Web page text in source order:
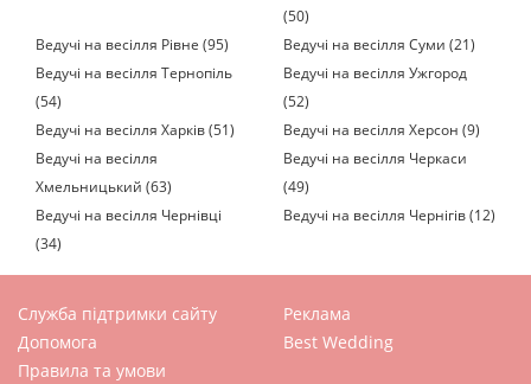
(50)
Ведучі на весілля Рівне (95)
Ведучі на весілля Суми (21)
Ведучі на весілля Тернопіль
(54)
Ведучі на весілля Ужгород
(52)
Ведучі на весілля Харків (51)
Ведучі на весілля Херсон (9)
Ведучі на весілля
Хмельницький (63)
Ведучі на весілля Черкаси
(49)
Ведучі на весілля Чернівці
(34)
Ведучі на весілля Чернігів (12)
Служба підтримки сайту
Допомога
Правила та умови
Реклама
Best Wedding